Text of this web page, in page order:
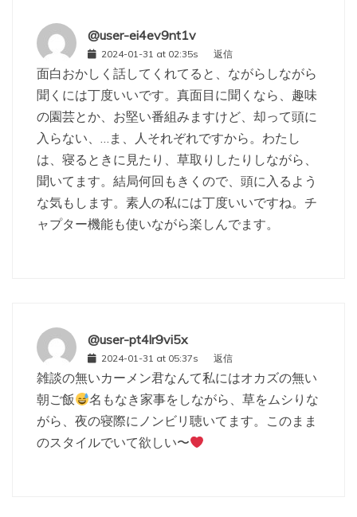
@user-ei4ev9nt1v
2024-01-31 at 02:35s 返信
面白おかしく話してくれてると、ながらしながら
聞くには丁度いいです。真面目に聞くなら、趣味
の園芸とか、お堅い番組みますけど、却って頭に
入らない、…ま、人それぞれですから。わたし
は、寝るときに見たり、草取りしたりしながら、
聞いてます。結局何回もきくので、頭に入るよう
な気もします。素人の私には丁度いいですね。チ
ャプター機能も使いながら楽しんでます。
@user-pt4lr9vi5x
2024-01-31 at 05:37s 返信
雑談の無いカーメン君なんて私にはオカズの無い
朝ご飯
名もなき家事をしながら、草をムシりな
がら、夜の寝際にノンビリ聴いてます。このまま
のスタイルでいて欲しい〜